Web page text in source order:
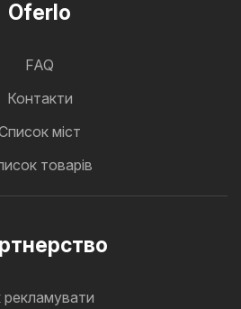
Oferlo
FAQ
Контакти
міст
товарів
рекламувати